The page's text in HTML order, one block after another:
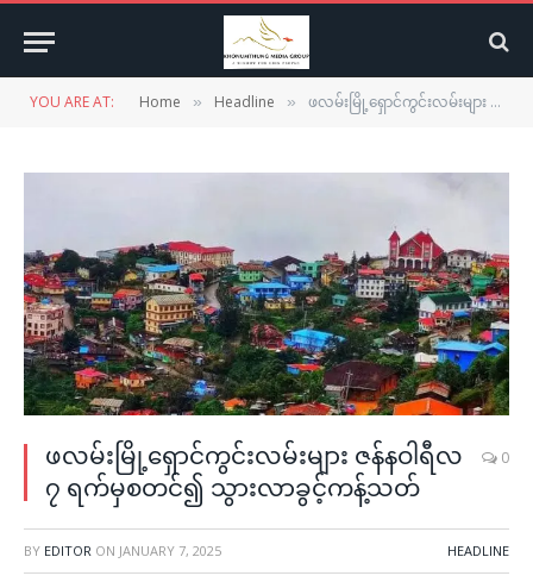
YOU ARE AT: Home » Headline » ဖလမ်းမြို့ရှောင်ကွင်းလမ်းများ ဇန်နဝါရီလ ၇ ရက်မှစတင်၍ သွားလာခွင့်ကန့်သတ်
ဖလမ်းမြို့ရှောင်ကွင်းလမ်းများ ဇန်နဝါရီလ
၇ ရက်မှစတင်၍ သွားလာခွင့်ကန့်သတ်
0
BY EDITOR ON JANUARY 7, 2025 HEADLINE